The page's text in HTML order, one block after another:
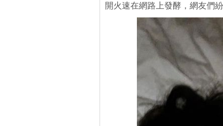
開火速在網路上發酵，網友們